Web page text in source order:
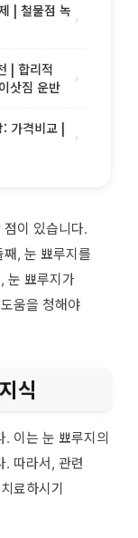
| 철물점 녹 ›
| 합리적
삿짐 운반
›
가격비교 |
›
이 있습니다.
, 눈 뾰루지를
눈 뾰루지가
움을 청해야
식
이는 눈 뾰루지의
. 따라서, 관련
료하시기